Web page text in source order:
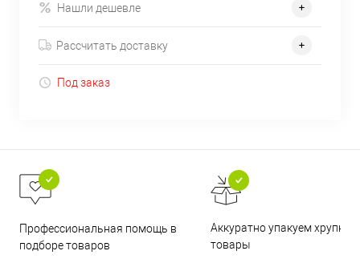
Нашли дешевле
Рассчитать доставку
Под заказ
Профессиональная помощь в
подборе товаров
Аккуратно упакуем хрупкие
товары